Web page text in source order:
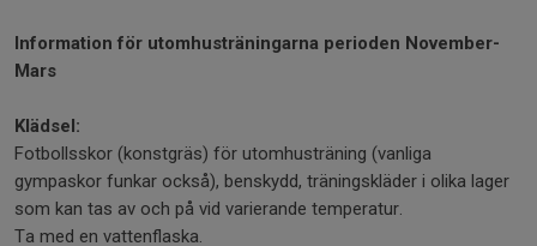
Information för utomhusträningarna perioden November-
Mars
Klädsel:
Fotbollsskor (konstgräs) för utomhusträning (vanliga
gympaskor funkar också), benskydd, träningskläder i olika lager
som kan tas av och på vid varierande temperatur.
Ta med en vattenflaska.